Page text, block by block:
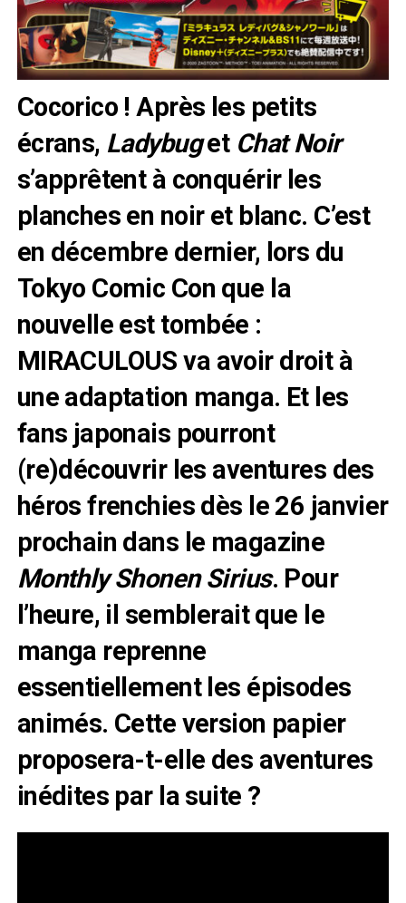
Cocorico ! Après les petits
écrans, Ladybuget Chat Noir
s’apprêtent à conquérir les
planches en noir et blanc. C’est
en décembre dernier, lors du
Tokyo Comic Con que la
nouvelle est tombée :
MIRACULOUS va avoir droit à
une adaptation manga. Et les
fans japonais pourront
(re)découvrir les aventures des
héros frenchies dès le 26 janvier
prochain dans le magazine
Monthly Shonen Sirius. Pour
l’heure, il semblerait que le
manga reprenne
essentiellement les épisodes
animés. Cette version papier
proposera-t-elle des aventures
inédites par la suite ?